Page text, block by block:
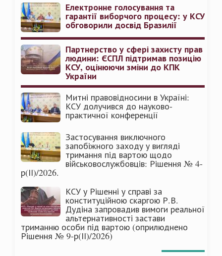
Електронне голосування та
гарантії виборчого процесу: у КСУ
обговорили досвід Бразилії
Партнерство у сфері захисту прав
людини: ЄСПЛ підтримав позицію
КСУ, оцінюючи зміни до КПК
України
Митні правовідносини в Україні:
КСУ долучився до науково-
практичної конференції
Застосування виключного
запобіжного заходу у вигляді
тримання під вартою щодо
військовослужбовців: Рішення № 4-
р(ІІ)/2026.
КСУ у Рішенні у справі за
конституційною скаргою Р.В.
Дудіна запровадив вимоги реальної
альтернативності застави
триманню особи під вартою (оприлюднено
Рішення № 9-р(ІІ)/2026)